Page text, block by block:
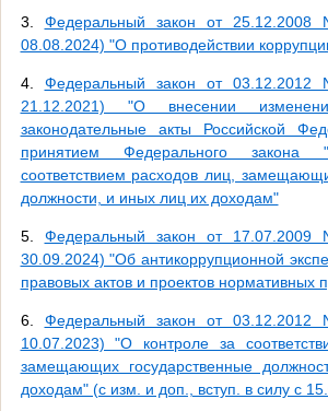
3. Федеральный закон от
08.08.2024) "О противодействии
4. Федеральный закон от
21.12.2021) "О внесении
законодательные акты Российской
принятием Федерального
соответствием расходов лиц,
должности, и иных лиц их доходам"
5. Федеральный закон от
30.09.2024) "Об антикоррупционной
правовых актов и проектов нормативных
6. Федеральный закон от
10.07.2023) "О контроле за
замещающих государственные
доходам" (с изм. и доп., вступ. в силу с